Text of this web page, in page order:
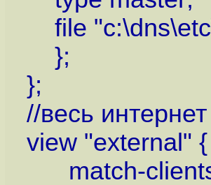
file
};
};
//весь интернет
view "external" {
match-